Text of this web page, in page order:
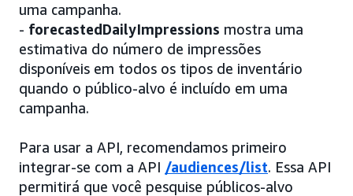
uma campanha.
- forecastedDailyImpressions mostra uma
estimativa do número de impressões
disponíveis em todos os tipos de inventário
quando o público-alvo é incluído em uma
campanha.
Para usar a API, recomendamos primeiro
integrar-se com a API /audiences/list. Essa API
permitirá que você pesquise públicos-alvo